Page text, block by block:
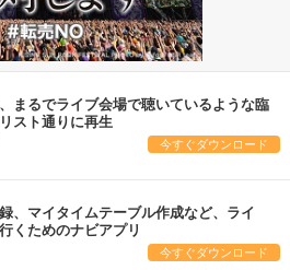
まるでライブ会場で聴いているような臨
スト通りに再生
今すぐダウンロード
、マイタイムテーブル作成など、ライ
くためのナビアプリ
今すぐダウンロード